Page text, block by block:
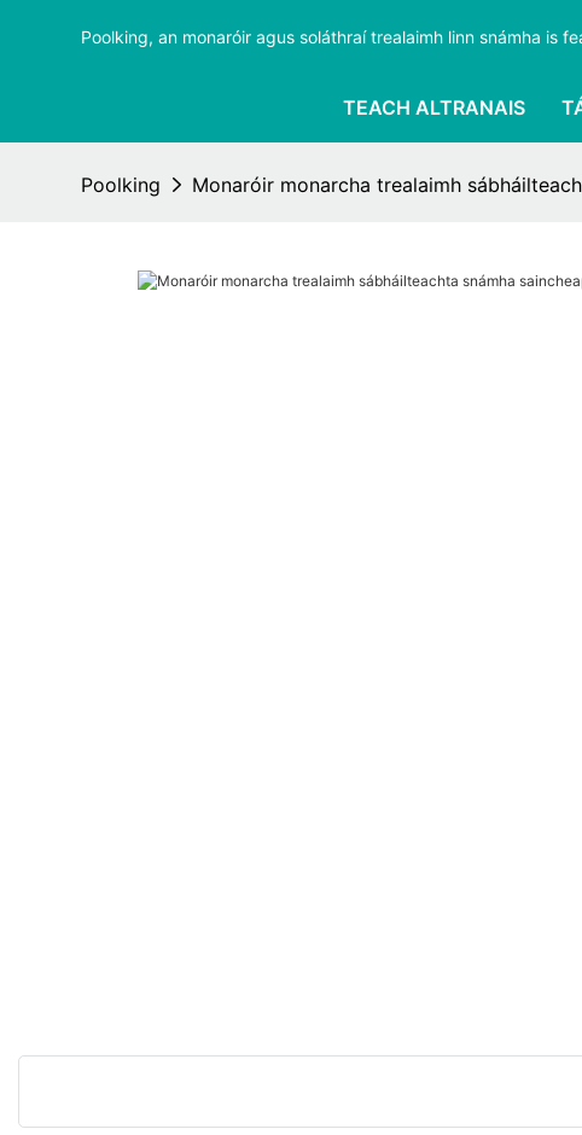
Poolking, an monaróir agus soláthraí trealaimh linn snámha is
TEACH ALTRANAIS
Poolking Monaróir monarcha trealaimh